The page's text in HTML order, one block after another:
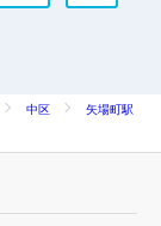
中区
矢場町駅